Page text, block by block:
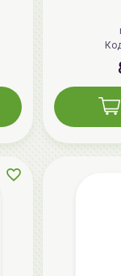
AiliCode Бальзам для
увлажняющий, 250мл